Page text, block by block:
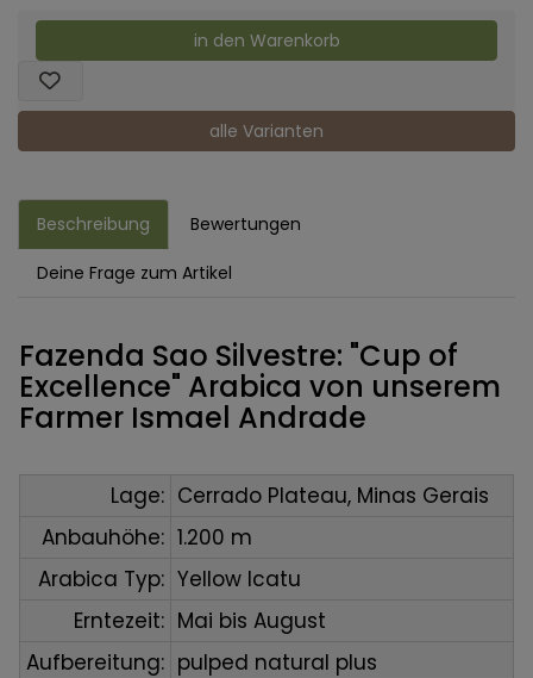
in den Warenkorb
alle Varianten
Beschreibung Bewertungen
Deine Frage zum Artikel
Fazenda Sao Silvestre: "Cup of
Excellence" Arabica von unserem
Farmer Ismael Andrade
Lage: Cerrado Plateau, Minas Gerais
Anbauhöhe: 1.200 m
Arabica Typ: Yellow Icatu
Erntezeit: Mai bis August
Aufbereitung: pulped natural plus